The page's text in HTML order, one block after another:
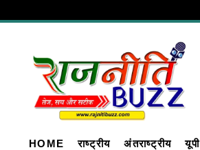
HOME राष्ट्रीय अंतराष्ट्रीय यूपी